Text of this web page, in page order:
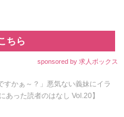
ちら
sponsored by 求人ボックス
すかぁ～？」悪気ない義妹にイラ
あった読者のはなし Vol.20】